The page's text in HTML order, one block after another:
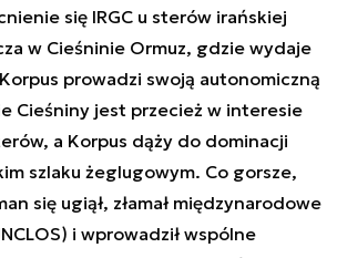
się IRGC u sterów irańskiej
w Cieśninie Ormuz, gdzie wydaje
prowadzi swoją autonomiczną
Cieśniny jest przecież w interesie
a Korpus dąży do dominacji
szlaku żeglugowym. Co gorsze,
się ugiął, złamał międzynarodowe
i wprowadził wspólne